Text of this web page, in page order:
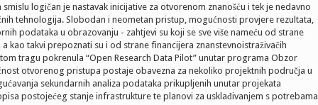
logičan je nastavak inicijative za otvorenom znanošću i tek je nedavno
tehnologija. Slobodan i neometan pristup, mogućnosti provjere rezultata,
podataka u obrazovanju - zahtjevi su koji se sve više nameću od strane
a kao takvi prepoznati su i od strane financijera znanstevnoistraživačih
tragu pokrenula “Open Research Data Pilot” unutar programa Obzor
otvorenog pristupa postaje obavezna za nekoliko projektnih područja u
sekundarnih analiza podataka prikupljenih unutar projekata
postojećeg stanje infrastrukture te planovi za usklađivanjem s potrebama